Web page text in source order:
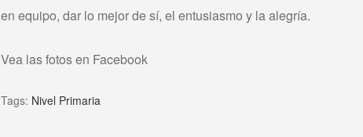
en equipo, dar lo mejor de sí, el entusiasmo y la alegría.
Vea las fotos en Facebook
Tags: Nivel Primaria